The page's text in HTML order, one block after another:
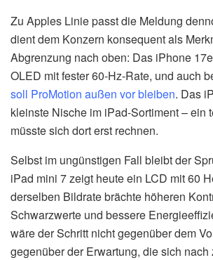
Zu Apples Linie passt die Meldung
dient dem Konzern konsequent als
Abgrenzung nach oben: Das iPhone
OLED mit fester 60-Hz-Rate, und auch
soll ProMotion außen vor bleiben. Das
kleinste Nische im iPad-Sortiment – ein
müsste sich dort erst rechnen.
Selbst im ungünstigen Fall bleibt der
iPad mini 7 zeigt heute ein LCD mit 60
derselben Bildrate brächte höheren
Schwarzwerte und bessere
wäre der Schritt nicht gegenüber dem
gegenüber der Erwartung, die sich nach